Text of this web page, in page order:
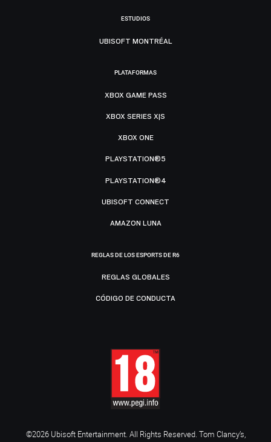
ESTUDIOS
UBISOFT MONTRÉAL
PLATAFORMAS
XBOX GAME PASS
XBOX SERIES X|S
XBOX ONE
PLAYSTATION®5
PLAYSTATION®4
UBISOFT CONNECT
AMAZON LUNA
REGLAS DE LOS ESPORTS DE R6
REGLAS GLOBALES
CÓDIGO DE CONDUCTA
©2026 Ubisoft Entertainment. All Rights Reserved. Tom Clancy’s,